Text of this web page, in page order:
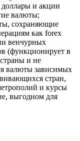
доллары и акции
валюты;
сохраняющие
как forex
венчурных
(функционирует в
и не
валюты зависимых
стран,
и курсы
выгодном для